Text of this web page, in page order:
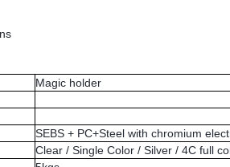
Magic holder
SEBS + PC+Steel with chromium
Clear / Single Color / Silver / 4C full